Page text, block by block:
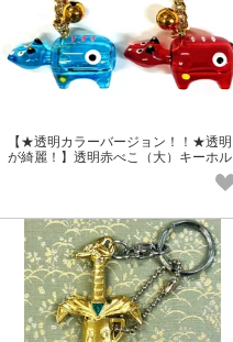
【★透明カラーバージョン！！★透明
が綺麗！】透明赤べこ（大）キーホル